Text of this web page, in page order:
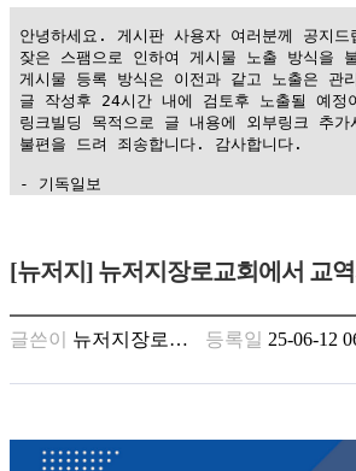
안녕하세요. 게시판 사용자 여러분께 공지드
잦은 스팸으로 인하여 게시물 노출 방식을
게시물 등록 방식은 이전과 같고 노출은 관
글 작성후 24시간 내에 검토후 노출될 예정
링크빌딩 목적으로 글 내용에 외부링크 추
불편을 드려 죄송합니다. 감사합니다.
- 기독일보
만
찾
기
[뉴저지] 뉴저지장로교회에서 교
글쓴이 뉴저지장로… 등록일 25-06-12